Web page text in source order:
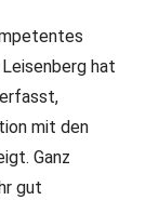
hat
mit den
Ganz
gut